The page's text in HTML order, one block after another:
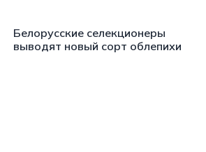
Белорусские селекционеры
выводят новый сорт облепихи